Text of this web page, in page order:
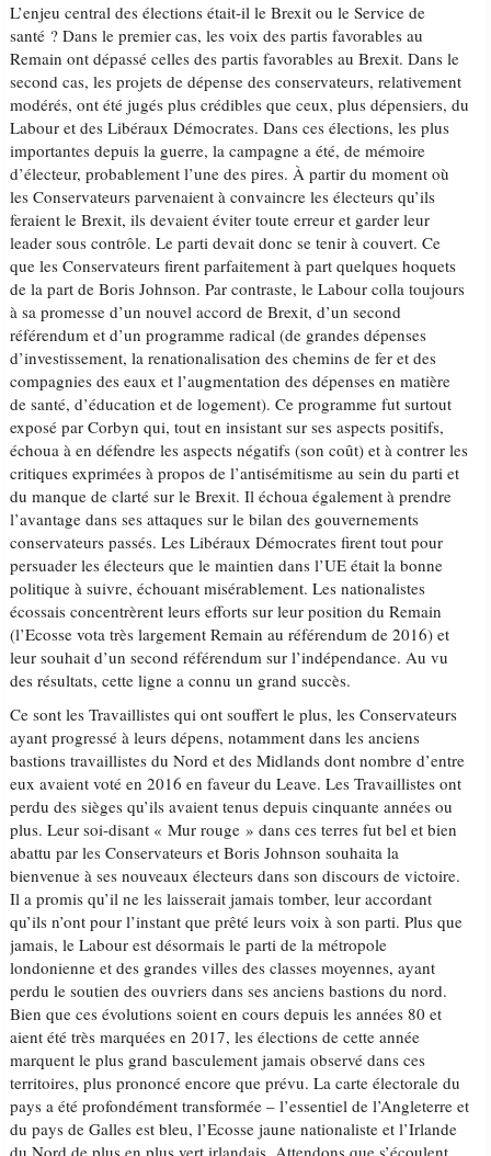
L’enjeu central des élections était-il le Brexit ou le Service de
santé ? Dans le premier cas, les voix des partis favorables au
Remain ont dépassé celles des partis favorables au Brexit. Dans le
second cas, les projets de dépense des conservateurs, relativement
modérés, ont été jugés plus crédibles que ceux, plus dépensiers, du
Labour et des Libéraux Démocrates. Dans ces élections, les plus
importantes depuis la guerre, la campagne a été, de mémoire
d’électeur, probablement l’une des pires. À partir du moment où
les Conservateurs parvenaient à convaincre les électeurs qu’ils
feraient le Brexit, ils devaient éviter toute erreur et garder leur
leader sous contrôle. Le parti devait donc se tenir à couvert. Ce
que les Conservateurs firent parfaitement à part quelques hoquets
de la part de Boris Johnson. Par contraste, le Labour colla toujours
à sa promesse d’un nouvel accord de Brexit, d’un second
référendum et d’un programme radical (de grandes dépenses
d’investissement, la renationalisation des chemins de fer et des
compagnies des eaux et l’augmentation des dépenses en matière
de santé, d’éducation et de logement). Ce programme fut surtout
exposé par Corbyn qui, tout en insistant sur ses aspects positifs,
échoua à en défendre les aspects négatifs (son coût) et à contrer les
critiques exprimées à propos de l’antisémitisme au sein du parti et
du manque de clarté sur le Brexit. Il échoua également à prendre
l’avantage dans ses attaques sur le bilan des gouvernements
conservateurs passés. Les Libéraux Démocrates firent tout pour
persuader les électeurs que le maintien dans l’UE était la bonne
politique à suivre, échouant misérablement. Les nationalistes
écossais concentrèrent leurs efforts sur leur position du Remain
(l’Ecosse vota très largement Remain au référendum de 2016) et
leur souhait d’un second référendum sur l’indépendance. Au vu
des résultats, cette ligne a connu un grand succès.
Ce sont les Travaillistes qui ont souffert le plus, les Conservateurs
ayant progressé à leurs dépens, notamment dans les anciens
bastions travaillistes du Nord et des Midlands dont nombre d’entre
eux avaient voté en 2016 en faveur du Leave. Les Travaillistes ont
perdu des sièges qu’ils avaient tenus depuis cinquante années ou
plus. Leur soi-disant « Mur rouge » dans ces terres fut bel et bien
abattu par les Conservateurs et Boris Johnson souhaita la
bienvenue à ses nouveaux électeurs dans son discours de victoire.
Il a promis qu’il ne les laisserait jamais tomber, leur accordant
qu’ils n’ont pour l’instant que prêté leurs voix à son parti. Plus que
jamais, le Labour est désormais le parti de la métropole
londonienne et des grandes villes des classes moyennes, ayant
perdu le soutien des ouvriers dans ses anciens bastions du nord.
Bien que ces évolutions soient en cours depuis les années 80 et
aient été très marquées en 2017, les élections de cette année
marquent le plus grand basculement jamais observé dans ces
territoires, plus prononcé encore que prévu. La carte électorale du
pays a été profondément transformée – l’essentiel de l’Angleterre et
du pays de Galles est bleu, l’Ecosse jaune nationaliste et l’Irlande
du Nord de plus en plus vert irlandais. Attendons que s’écoulent